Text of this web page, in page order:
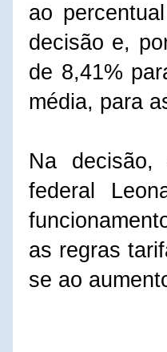
ao
decisão e,
de 8,41%
média, para
Na decisão,
federal
as regras
se ao